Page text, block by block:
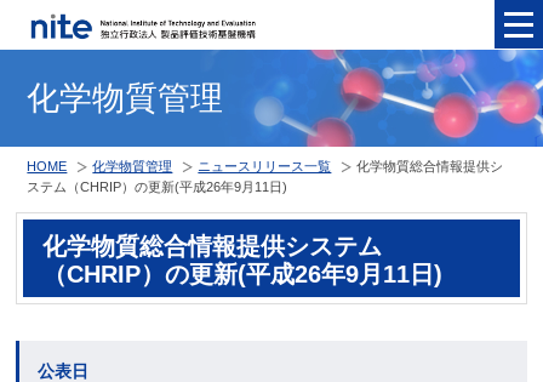
化学物質管理
HOME 化学物質管理 ニュースリリース一覧
化学物質総合情報提供シ
ステム（CHRIP）の更新(平成26年9月11日)
化学物質総合情報提供システム
（CHRIP）の更新(平成26年9月11日)
公表日